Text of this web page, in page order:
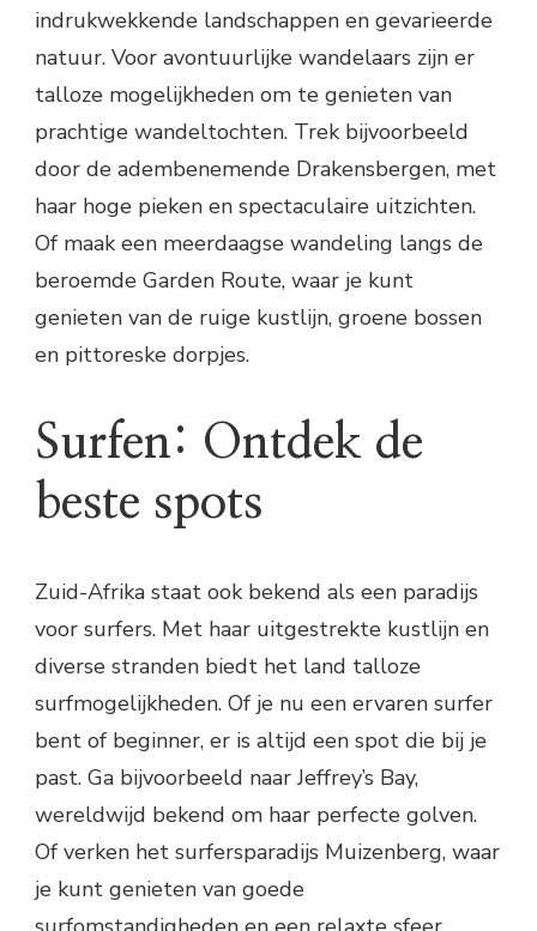
indrukwekkende landschappen en gevarieerde
natuur. Voor avontuurlijke wandelaars zijn er
talloze mogelijkheden om te genieten van
prachtige wandeltochten. Trek bijvoorbeeld
door de adembenemende Drakensbergen, met
haar hoge pieken en spectaculaire uitzichten.
Of maak een meerdaagse wandeling langs de
beroemde Garden Route, waar je kunt
genieten van de ruige kustlijn, groene bossen
en pittoreske dorpjes.
Surfen: Ontdek de
beste spots
Zuid-Afrika staat ook bekend als een paradijs
voor surfers. Met haar uitgestrekte kustlijn en
diverse stranden biedt het land talloze
surfmogelijkheden. Of je nu een ervaren surfer
bent of beginner, er is altijd een spot die bij je
past. Ga bijvoorbeeld naar Jeffrey’s Bay,
wereldwijd bekend om haar perfecte golven.
Of verken het surfersparadijs Muizenberg, waar
je kunt genieten van goede